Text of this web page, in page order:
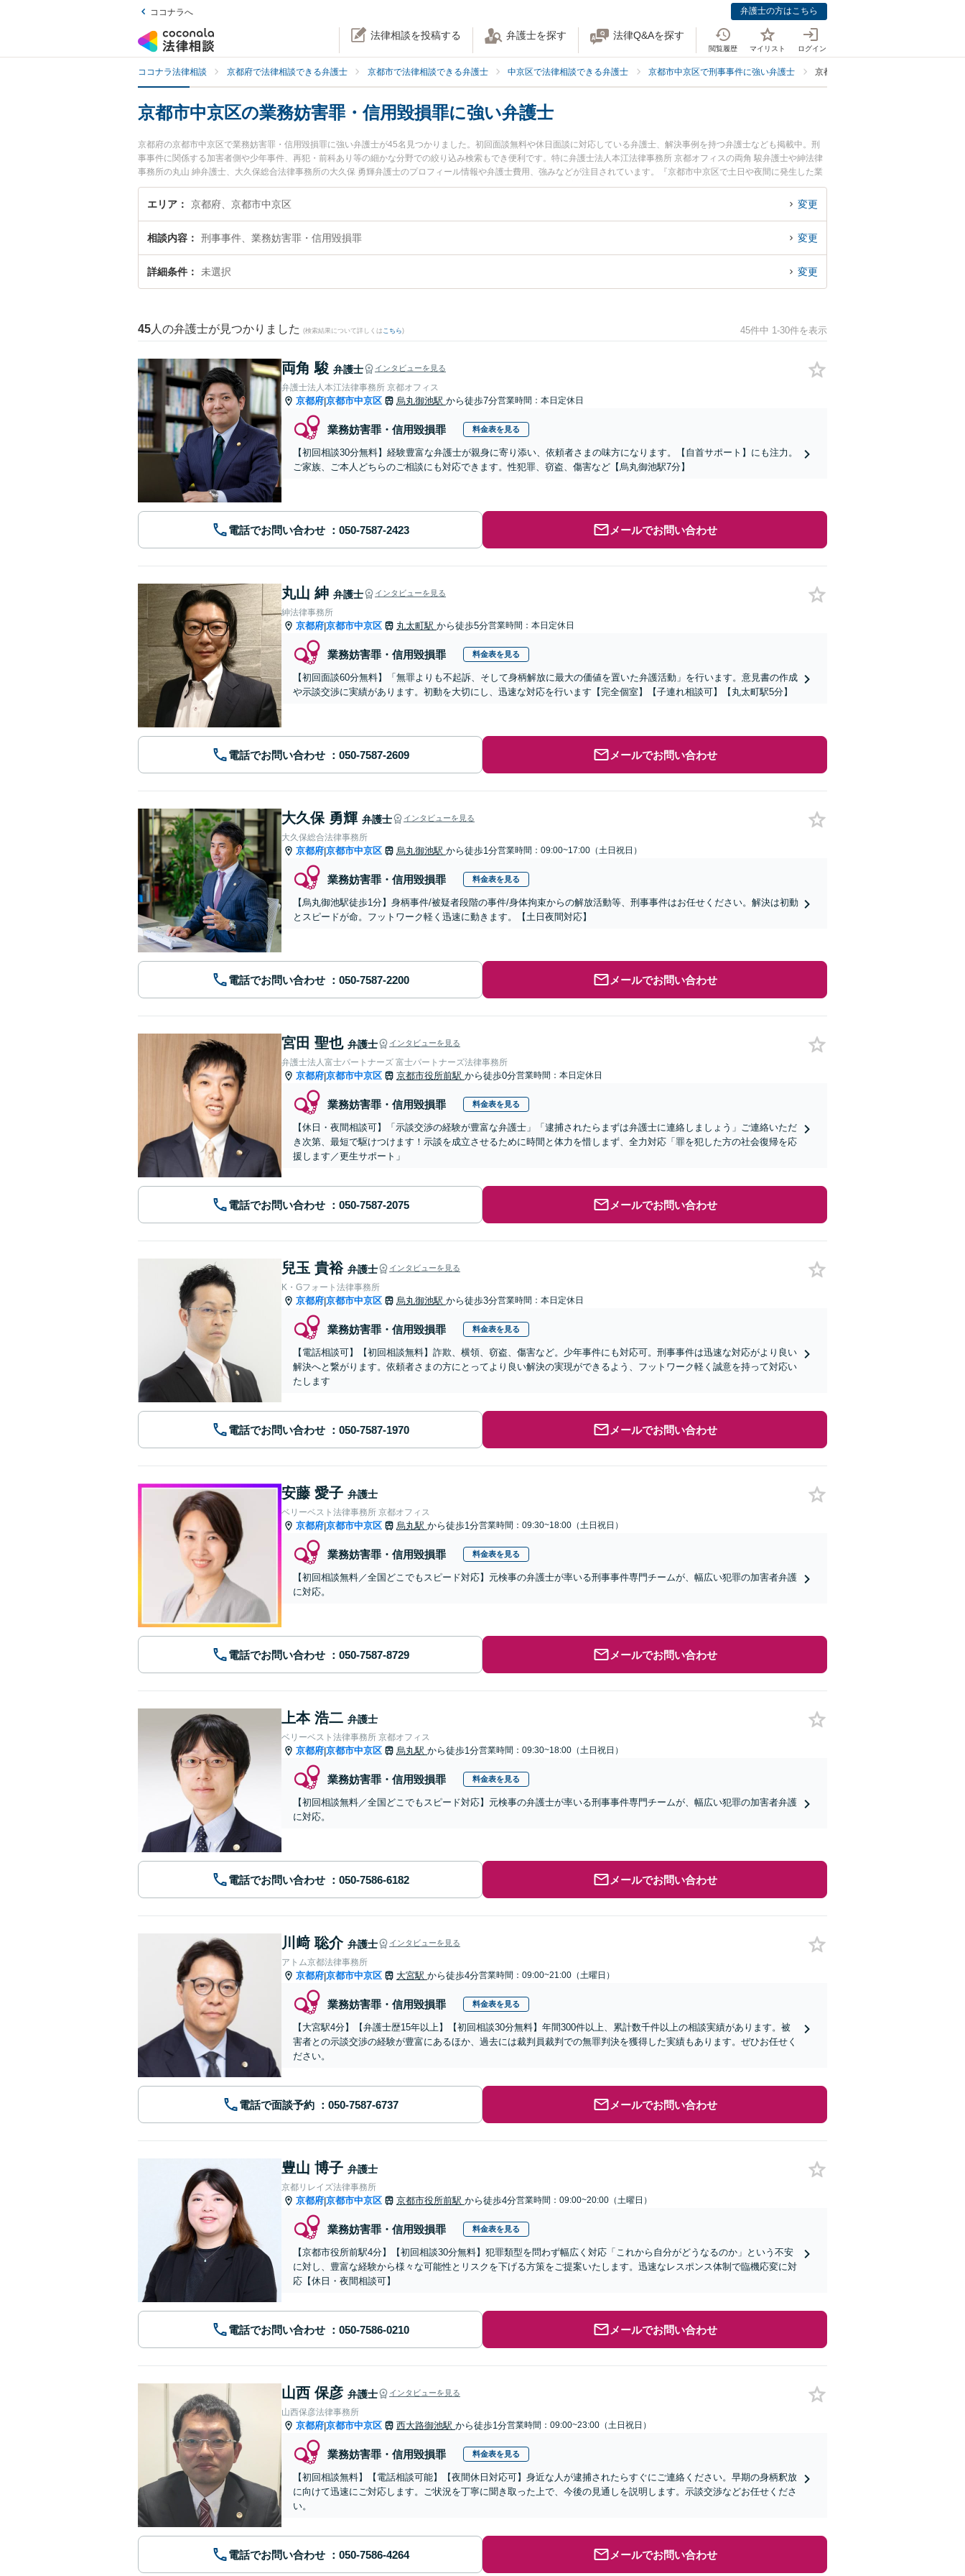
ココナラへ 弁護士の方はこちら
法律相談を投稿する 弁護士を探す 法律Q&Aを探す
閲覧履歴 マイリスト ログイン
ココナラ法律相談 京都府で法律相談できる弁護士 京都市で法律相談できる弁護士 中京区で法律相談できる弁護士 京都市中京区で刑事事件に強い弁護士 京都市中京区で業務妨害罪・信用毀損
京都市中京区の業務妨害罪・信用毀損罪に強い弁護士
京都府の京都市中京区で業務妨害罪・信用毀損罪に強い弁護士が45名見つかりました。初回面談無料や休日面談に対応している弁護士、解決事例を持つ弁護士なども掲載中。刑
事事件に関係する加害者側や少年事件、再犯・前科あり等の細かな分野での絞り込み検索もでき便利です。特に弁護士法人本江法律事務所 京都オフィスの両角 駿弁護士や紳法律
事務所の丸山 紳弁護士、大久保総合法律事務所の大久保 勇輝弁護士のプロフィール情報や弁護士費用、強みなどが注目されています。『京都市中京区で土日や夜間に発生した業
務妨害罪・信用毀損罪のトラブルを今すぐに弁護士に相談したい』『業務妨害罪・信用毀損罪のトラブル解決の実績豊富な近くの弁護士を検索したい』『初回相談無料で業務妨害
罪・信用毀損罪を法律相談できる京都市中京区内の弁護士に相談予約したい』などでお困りの相談者さんにおすすめです。
エリア 京都府、京都市中京区 変更
相談内容 刑事事件、業務妨害罪・信用毀損罪 変更
詳細条件 未選択 変更
45 人の弁護士が見つかりました (検索結果について詳しくは こちら) 45件中 1-30件を表示
両角 駿 弁護士 インタビューを見る
弁護士法人本江法律事務所 京都オフィス
京都府|京都市中京区 烏丸御池駅 から徒歩7分営業時間：本日定休日
業務妨害罪・信用毀損罪 料金表を見る
【初回相談30分無料】経験豊富な弁護士が親身に寄り添い、依頼者さまの味方になります。【自首サポート】にも注力。
ご家族、ご本人どちらのご相談にも対応できます。性犯罪、窃盗、傷害など【烏丸御池駅7分】
電話でお問い合わせ メールでお問い合わせ
丸山 紳 弁護士 インタビューを見る
紳法律事務所
京都府|京都市中京区 丸太町駅 から徒歩5分営業時間：本日定休日
業務妨害罪・信用毀損罪 料金表を見る
【初回面談60分無料】「無罪よりも不起訴、そして身柄解放に最大の価値を置いた弁護活動」を行います。意見書の作成
や示談交渉に実績があります。初動を大切にし、迅速な対応を行います【完全個室】【子連れ相談可】【丸太町駅5分】
電話でお問い合わせ メールでお問い合わせ
大久保 勇輝 弁護士 インタビューを見る
大久保総合法律事務所
京都府|京都市中京区 烏丸御池駅 から徒歩1分営業時間：09:00~17:00（土日祝日）
業務妨害罪・信用毀損罪 料金表を見る
【烏丸御池駅徒歩1分】身柄事件/被疑者段階の事件/身体拘束からの解放活動等、刑事事件はお任せください。解決は初動
とスピードが命。フットワーク軽く迅速に動きます。【土日夜間対応】
電話でお問い合わせ メールでお問い合わせ
宮田 聖也 弁護士 インタビューを見る
弁護士法人富士パートナーズ 富士パートナーズ法律事務所
京都府|京都市中京区 京都市役所前駅 から徒歩0分営業時間：本日定休日
業務妨害罪・信用毀損罪 料金表を見る
【休日・夜間相談可】「示談交渉の経験が豊富な弁護士」「逮捕されたらまずは弁護士に連絡しましょう」ご連絡いただ
き次第、最短で駆けつけます！示談を成立させるために時間と体力を惜しまず、全力対応「罪を犯した方の社会復帰を応
援します／更生サポート」
電話でお問い合わせ メールでお問い合わせ
兒玉 貴裕 弁護士 インタビューを見る
K・Gフォート法律事務所
京都府|京都市中京区 烏丸御池駅 から徒歩3分営業時間：本日定休日
業務妨害罪・信用毀損罪 料金表を見る
【電話相談可】【初回相談無料】詐欺、横領、窃盗、傷害など。少年事件にも対応可。刑事事件は迅速な対応がより良い
解決へと繋がります。依頼者さまの方にとってより良い解決の実現ができるよう、フットワーク軽く誠意を持って対応い
たします
電話でお問い合わせ メールでお問い合わせ
安藤 愛子 弁護士
ベリーベスト法律事務所 京都オフィス
京都府|京都市中京区 烏丸駅 から徒歩1分営業時間：09:30~18:00（土日祝日）
業務妨害罪・信用毀損罪 料金表を見る
【初回相談無料／全国どこでもスピード対応】元検事の弁護士が率いる刑事事件専門チームが、幅広い犯罪の加害者弁護
に対応。
電話でお問い合わせ メールでお問い合わせ
上本 浩二 弁護士
ベリーベスト法律事務所 京都オフィス
京都府|京都市中京区 烏丸駅 から徒歩1分営業時間：09:30~18:00（土日祝日）
業務妨害罪・信用毀損罪 料金表を見る
【初回相談無料／全国どこでもスピード対応】元検事の弁護士が率いる刑事事件専門チームが、幅広い犯罪の加害者弁護
に対応。
電話でお問い合わせ メールでお問い合わせ
川﨑 聡介 弁護士 インタビューを見る
アトム京都法律事務所
京都府|京都市中京区 大宮駅 から徒歩4分営業時間：09:00~21:00（土曜日）
業務妨害罪・信用毀損罪 料金表を見る
【大宮駅4分】【弁護士歴15年以上】【初回相談30分無料】年間300件以上、累計数千件以上の相談実績があります。被
害者との示談交渉の経験が豊富にあるほか、過去には裁判員裁判での無罪判決を獲得した実績もあります。ぜひお任せく
ださい。
電話で面談予約 メールでお問い合わせ
豊山 博子 弁護士
京都リレイズ法律事務所
京都府|京都市中京区 京都市役所前駅 から徒歩4分営業時間：09:00~20:00（土曜日）
業務妨害罪・信用毀損罪 料金表を見る
【京都市役所前駅4分】【初回相談30分無料】犯罪類型を問わず幅広く対応「これから自分がどうなるのか」という不安
に対し、豊富な経験から様々な可能性とリスクを下げる方策をご提案いたします。迅速なレスポンス体制で臨機応変に対
応【休日・夜間相談可】
電話でお問い合わせ メールでお問い合わせ
山西 保彦 弁護士 インタビューを見る
山西保彦法律事務所
京都府|京都市中京区 西大路御池駅 から徒歩1分営業時間：09:00~23:00（土日祝日）
業務妨害罪・信用毀損罪 料金表を見る
【初回相談無料】【電話相談可能】【夜間休日対応可】身近な人が逮捕されたらすぐにご連絡ください。早期の身柄釈放
に向けて迅速にご対応します。ご状況を丁寧に聞き取った上で、今後の見通しを説明します。示談交渉などお任せくださ
い。
電話でお問い合わせ メールでお問い合わせ